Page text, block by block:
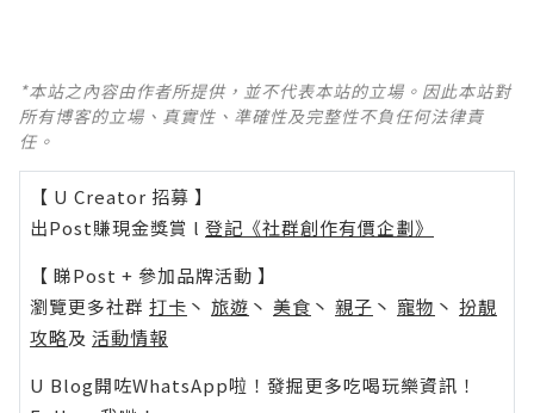
*本站之內容由作者所提供，並不代表本站的立場。因此本站對
所有博客的立場、真實性、準確性及完整性不負任何法律責
任。
【 U Creator 招募 】
出Post賺現金獎賞 l 登記《社群創作有價企劃》
【 睇Post + 參加品牌活動 】
瀏覽更多社群 打卡 丶 旅遊 丶 美食 丶 親子 丶 寵物 丶 扮靚
攻略及 活動情報
U Blog開咗WhatsApp啦！發掘更多吃喝玩樂資訊！